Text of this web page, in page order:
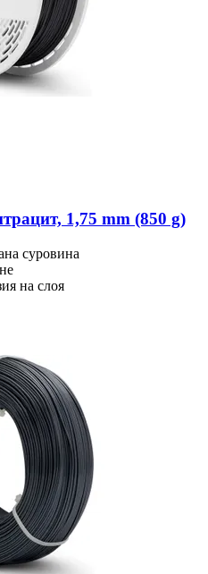
1,75 mm (850 g)
суровина
на слоя